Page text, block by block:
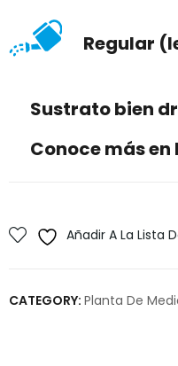
Regular
Sustrato bien
Conoce más
Añadir A La Lista
CATEGORY: Planta De